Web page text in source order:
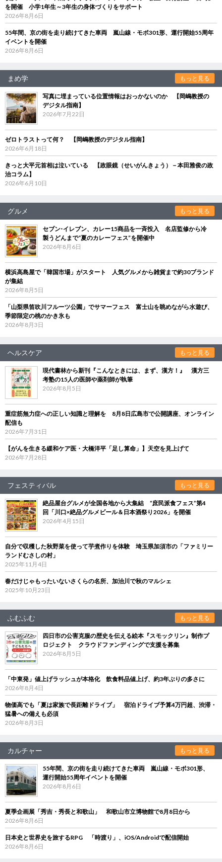
を開催 小学1年生～3年生の身体づくりをサポート
2026年8月6日
55年間、京の街を走り続けてきた車両 嵐山線・モボ301形、運行開始55周年
イベントを開催
2026年8月6日
まめ学 もっと見る
写真に埋まっている位置情報はおっかないのか 【岡嶋教授の
デジタル指南】
2026年7月22日
ゼロトラストって何？ 【岡嶋教授のデジタル指南】
2026年6月18日
きっと大平元首相は泣いている 【政眼鏡（せいがんきょう）－本田雅俊の政
治コラム】
2026年6月10日
グルメ もっと見る
セブン‐イレブン、カレー15商品を一斉投入 名店監修から冷
製うどんまで“夏のカレーフェス”を開催中
2026年8月6日
横浜高島屋で「韓国市場」がスタート 人気グルメから雑貨まで約30ブランド
が集結
2026年8月5日
「山梨県笛吹川フルーツ公園」でサマーフェス 富士山を眺めながら水遊び、
季節限定の桃のかき氷も
2026年8月3日
ヘルスケア もっと見る
現代書林から新刊『こんなときには、まず、漢方！』 漢方三
考塾の15人の医師や薬剤師が執筆
2026年8月5日
重症筋無力症への正しい知識と理解を 8月8日広島市で公開講座、オンライン
配信も
2026年7月31日
【がんを生きる緩和ケア医・大橋洋平「足し算命」】天空を見上げて
2026年7月28日
フェスティバル もっと見る
絶品屋台グルメが全国各地から大集結 “庶民派食フェス”第4
回「川口×絶品グルメビール＆日本酒祭り2026」を開催
2026年4月15日
自分で収穫した秋野菜を使って芋煮作りを体験 埼玉県加須市の「ファミリー
ランドむさしの村」
2025年11月4日
春だけじゃもったいないさくらの名所、加治川で秋のマルシェ
2025年10月23日
ふむふむ もっと見る
四日市の公害克服の歴史を伝える絵本『スモックリン』制作プ
ロジェクト クラウドファンディングで支援を募集
2026年8月5日
「中東発」値上げラッシュが本格化 飲食料品値上げ、約3年ぶりの多さに
2026年8月4日
物価高でも「夏は家族で長距離ドライブ」 宿泊ドライブ予算4万円超、渋滞・
猛暑への備えも必須
2026年8月3日
カルチャー もっと見る
55年間、京の街を走り続けてきた車両 嵐山線・モボ301形、
運行開始55周年イベントを開催
2026年8月6日
夏季企画展「秀吉・秀長と和歌山」 和歌山市立博物館で8月8日から
2026年8月6日
日本史と世界史を旅するRPG 「時渡り」、iOS/Androidで配信開始
2026年8月6日